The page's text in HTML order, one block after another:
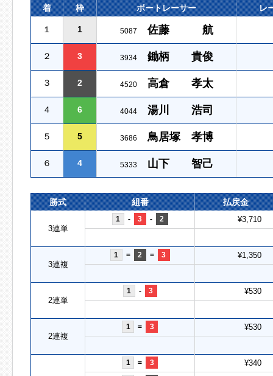
着 枠 ボートレーサー レ
１ 1 5087 佐藤 航
２ 3 3934 鋤柄 貴俊
３ 2 4520 高倉 孝太
４ 6 4044 湯川 浩司
５ 5 3686 鳥居塚 孝博
６ 4 5333 山下 智己
勝式 組番 払戻金
3連単
1 - 3 - 2 ¥3,710
3連複
1 = 2 = 3 ¥1,350
2連単
1 - 3 ¥530
2連複
1 = 3 ¥530
1 = 3 ¥340